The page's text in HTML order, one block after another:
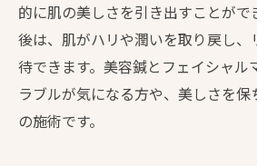
的に肌の美しさを引き出すことがで
後は、肌がハリや潤いを取り戻し、
待できます。美容鍼とフェイシャル
ラブルが気になる方や、美しさを保
の施術です。